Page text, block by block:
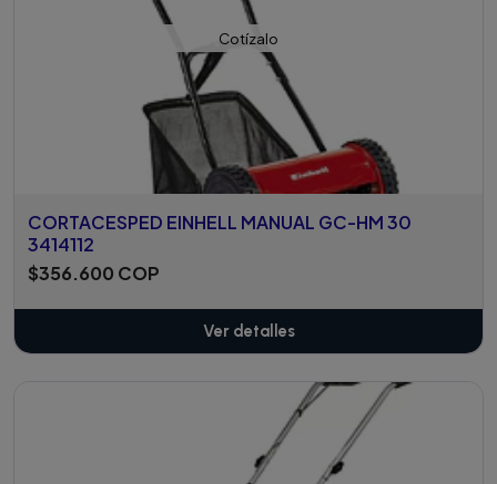
Cotízalo
CORTACESPED EINHELL MANUAL GC-HM 30
3414112
$356.600 COP
Ver detalles